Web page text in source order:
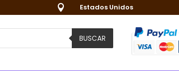
 Estados Unidos
BUSCAR